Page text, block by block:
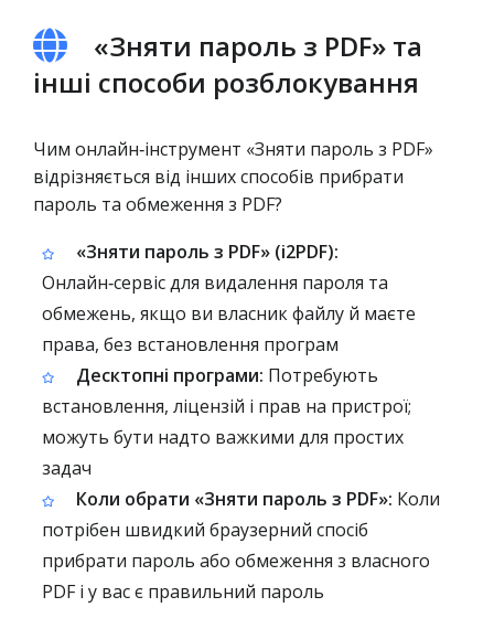
«Зняти пароль з PDF» та
інші способи розблокування
Чим онлайн‑інструмент «Зняти пароль з PDF»
відрізняється від інших способів прибрати
пароль та обмеження з PDF?
«Зняти пароль з PDF» (i2PDF):
Онлайн‑сервіс для видалення пароля та
обмежень, якщо ви власник файлу й маєте
права, без встановлення програм
Десктопні програми: Потребують
встановлення, ліцензій і прав на пристрої;
можуть бути надто важкими для простих
задач
Коли обрати «Зняти пароль з PDF»: Коли
потрібен швидкий браузерний спосіб
прибрати пароль або обмеження з власного
PDF і у вас є правильний пароль